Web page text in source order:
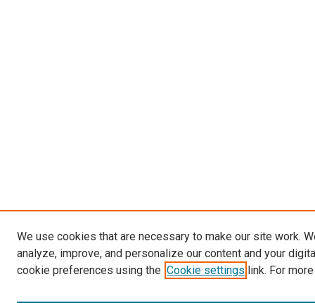
We use cookies that are necessary to make our site work.
analyze, improve, and personalize our content and your
cookie preferences using the Cookie settings link. For